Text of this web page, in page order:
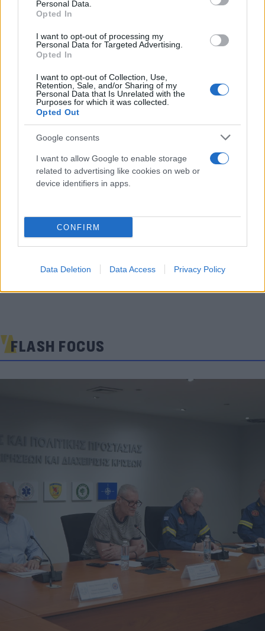
Personal Data.
Opted In
I want to opt-out of processing my
Personal Data for Targeted Advertising.
Opted In
I want to opt-out of Collection, Use,
Retention, Sale, and/or Sharing of my
Personal Data that Is Unrelated with the
Purposes for which it was collected.
Opted Out
Google consents
I want to allow Google to enable storage
related to advertising like cookies on web or
device identifiers in apps.
CONFIRM
Data Deletion Data Access Privacy Policy
FLASH FOCUS